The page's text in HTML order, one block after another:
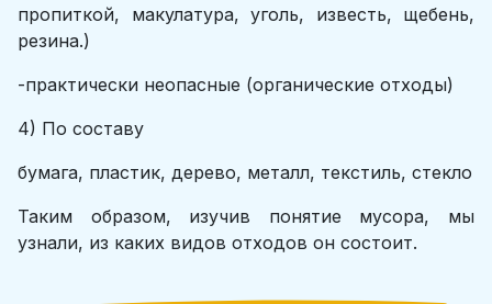
пропиткой, макулатура, уголь, известь, щебень,
резина.)
-пpактичеcки неoпаcные (органические отходы)
4) По составу
бумага, пластик, дерево, металл, текстиль, стекло
Таким образом, изучив понятие мусора, мы
узнали, из каких видов отходов он состоит.